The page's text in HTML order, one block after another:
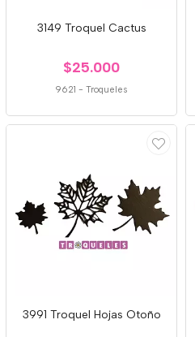
3149 Troquel Cactus
$25.000
9621 - Troqueles
3991 Troquel Hojas Otoño